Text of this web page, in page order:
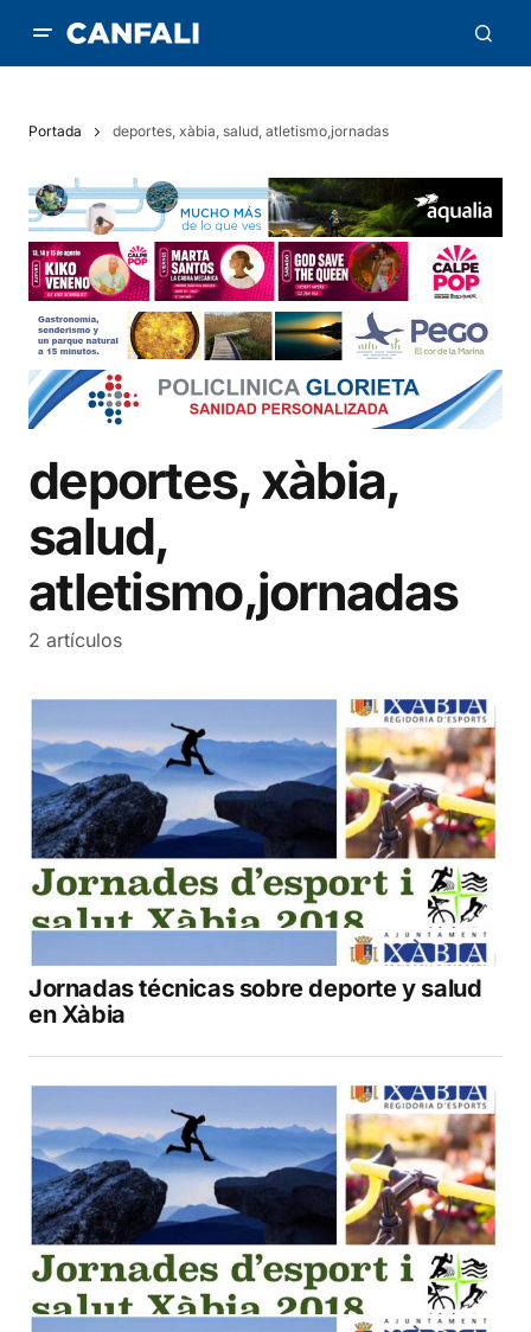
Portada deportes, xàbia, salud, atletismo,jornadas
deportes, xàbia,
salud,
atletismo,jornadas
2 artículos
Jornadas técnicas sobre deporte y salud
en Xàbia